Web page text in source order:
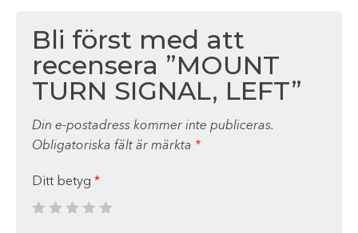
Bli först med att
recensera ”MOUNT
TURN SIGNAL, LEFT”
Din e-postadress kommer inte publiceras.
Obligatoriska fält är märkta *
Ditt betyg *